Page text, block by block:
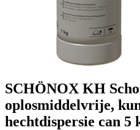
SCHÖNOX KH
oplosmiddelvrije,
hechtdispersie can 5